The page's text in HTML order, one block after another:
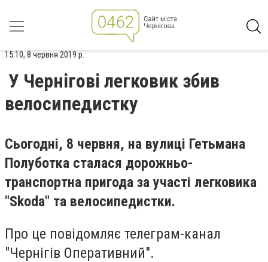
15:10, 8 червня 2019 р.
У Чернігові легковик збив
велосипедистку
Сьогодні, 8 червня, на вулиці Гетьмана
Полуботка сталася дорожньо-
транспортна пригода за участі легковика
"Skoda" та велосипедистки.
Про це повідомляє телеграм-канал
"Чернігів Оперативний".